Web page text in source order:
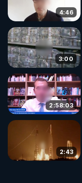
4:46
3:00
2:58:03
2:43